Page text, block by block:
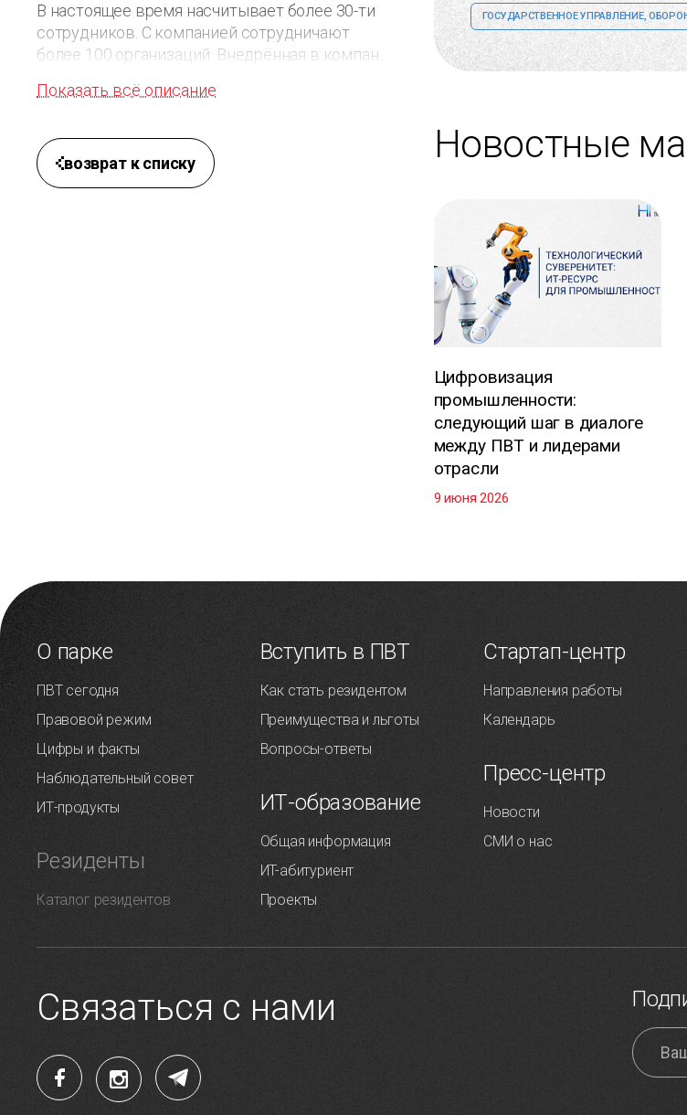
В настоящее время насчитывает более 30-ти
сотрудников. С компанией сотрудничают
более 100 организаций. Внедрённая в компании
соответствует требованиям стандарта СТБ
Показать всё описание
возврат к списку
ГОСУДАРСТВЕННОЕ УПРАВЛЕНИЕ,
Новостные
Цифровизация
промышленности:
следующий шаг в диалоге
между ПВТ и лидерами
отрасли
9 июня 2026
О парке
ПВТ сегодня
Правовой режим
Цифры и факты
Наблюдательный совет
ИТ-продукты
Резиденты
Каталог резидентов
Вступить в ПВТ
Как стать резидентом
Преимущества и льготы
Вопросы-ответы
ИТ-образование
Общая информация
ИT-абитуриент
Проекты
Стартап-центр
Направления работы
Календарь
Пресс-центр
Новости
СМИ о нас
Связаться с нами